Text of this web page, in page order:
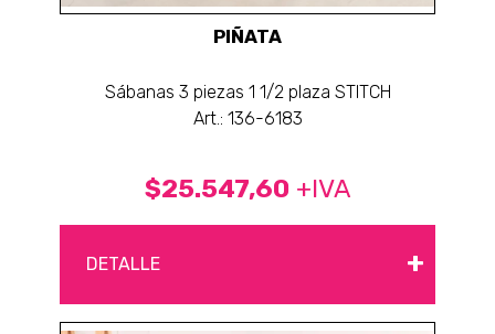
PIÑATA
Sábanas 3 piezas 1 1/2 plaza STITCH
Art.: 136-6183
$25.547,60 +IVA
DETALLE +